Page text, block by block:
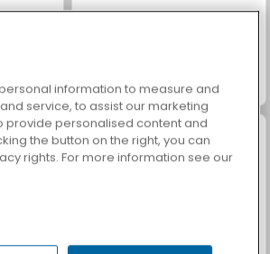
2 Scala 40
information to measure and
service, to assist our marketing
provide personalised content and
the button on the right, you can
rights. For more information see our